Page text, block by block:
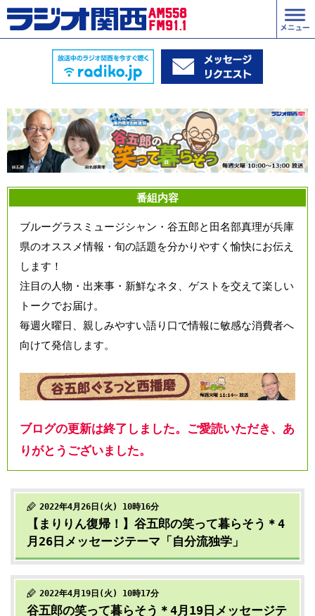
番組内容
ブルーグラスミュージシャン・谷五郎と田名部真理が兵庫
県のオススメ情報・旬の話題を分かりやすく愉快にお伝え
します！
注目の人物・出来事・新鮮なネタ、ゲストを交えて楽しい
トークでお届け。
毎週火曜日、親しみやすい語り口で情報に敏感な消費者へ
向けて発信します。
ブログの更新は終了しました。ご愛読いただき、あ
りがとうございました。
2022年4月26日(火) 10時16分
【まりりん復帰！】谷五郎の笑って暮らそう＊4
月26日メッセージテーマ「自分流独学」
2022年4月19日(火) 10時17分
谷五郎の笑って暮らそう＊4月19日メッセージテ